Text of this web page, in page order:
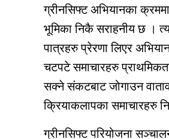
ग्रीनसिफ्ट अभियानका
भूमिका निकै सराहनीय छ ।
पात्रहरु प्रेरणा लिएर
चटपटे समाचारहरु
सक्ने संकटबाट जोगाउन
क्रियाकलापका समाचारहरु
ग्रीनसिफ्ट परियोजना